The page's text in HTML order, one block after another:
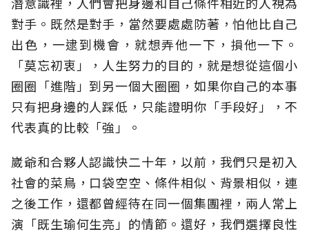
對手。既然是對手，當然要處處防著，怕他比自己
出色，一逮到機會，就想弄他一下，損他一下。
「莫忘初衷」，人生努力的目的，就是想從這個小
圈圈「進階」到另一個大圈圈，如果你自己的本事
只有把身邊的人踩低，只能證明你「手段好」，不
代表真的比較「強」。
崴爺和合夥人認識快二十年，以前，我們只是初入
社會的菜鳥，口袋空空、條件相似、背景相似，連
之後工作，還都曾經待在同一個集團裡，兩人常上
演「既生瑜何生亮」的情節。還好，我們選擇良性